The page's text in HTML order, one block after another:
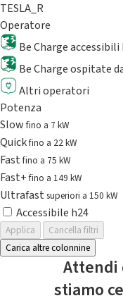
TESLA_R
Operatore
Be Charge accessibili
Be Charge ospitate
Altri operatori
Potenza
Slowfino a 7 kW
Quickfino a 22 kW
Fastfino a 75 kW
Fast+fino a 149 kW
Ultrafast superiori a 150 kW
Accessibile h24
Applica
Cancella filtri
Carica altre colonnine
Attendi
stiamo